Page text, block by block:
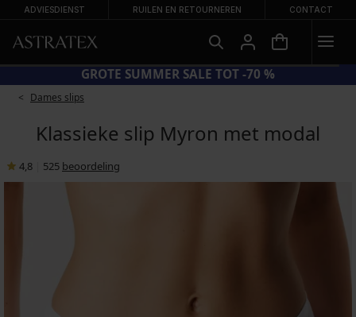
ADVIESDIENST RUILEN EN RETOURNEREN CONTACT
SUN20 = EXTRA −20% OP AFGEPRIJSDE BADMODE
Dames slips
Klassieke slip Myron met modal
4,8 525 beoordeling